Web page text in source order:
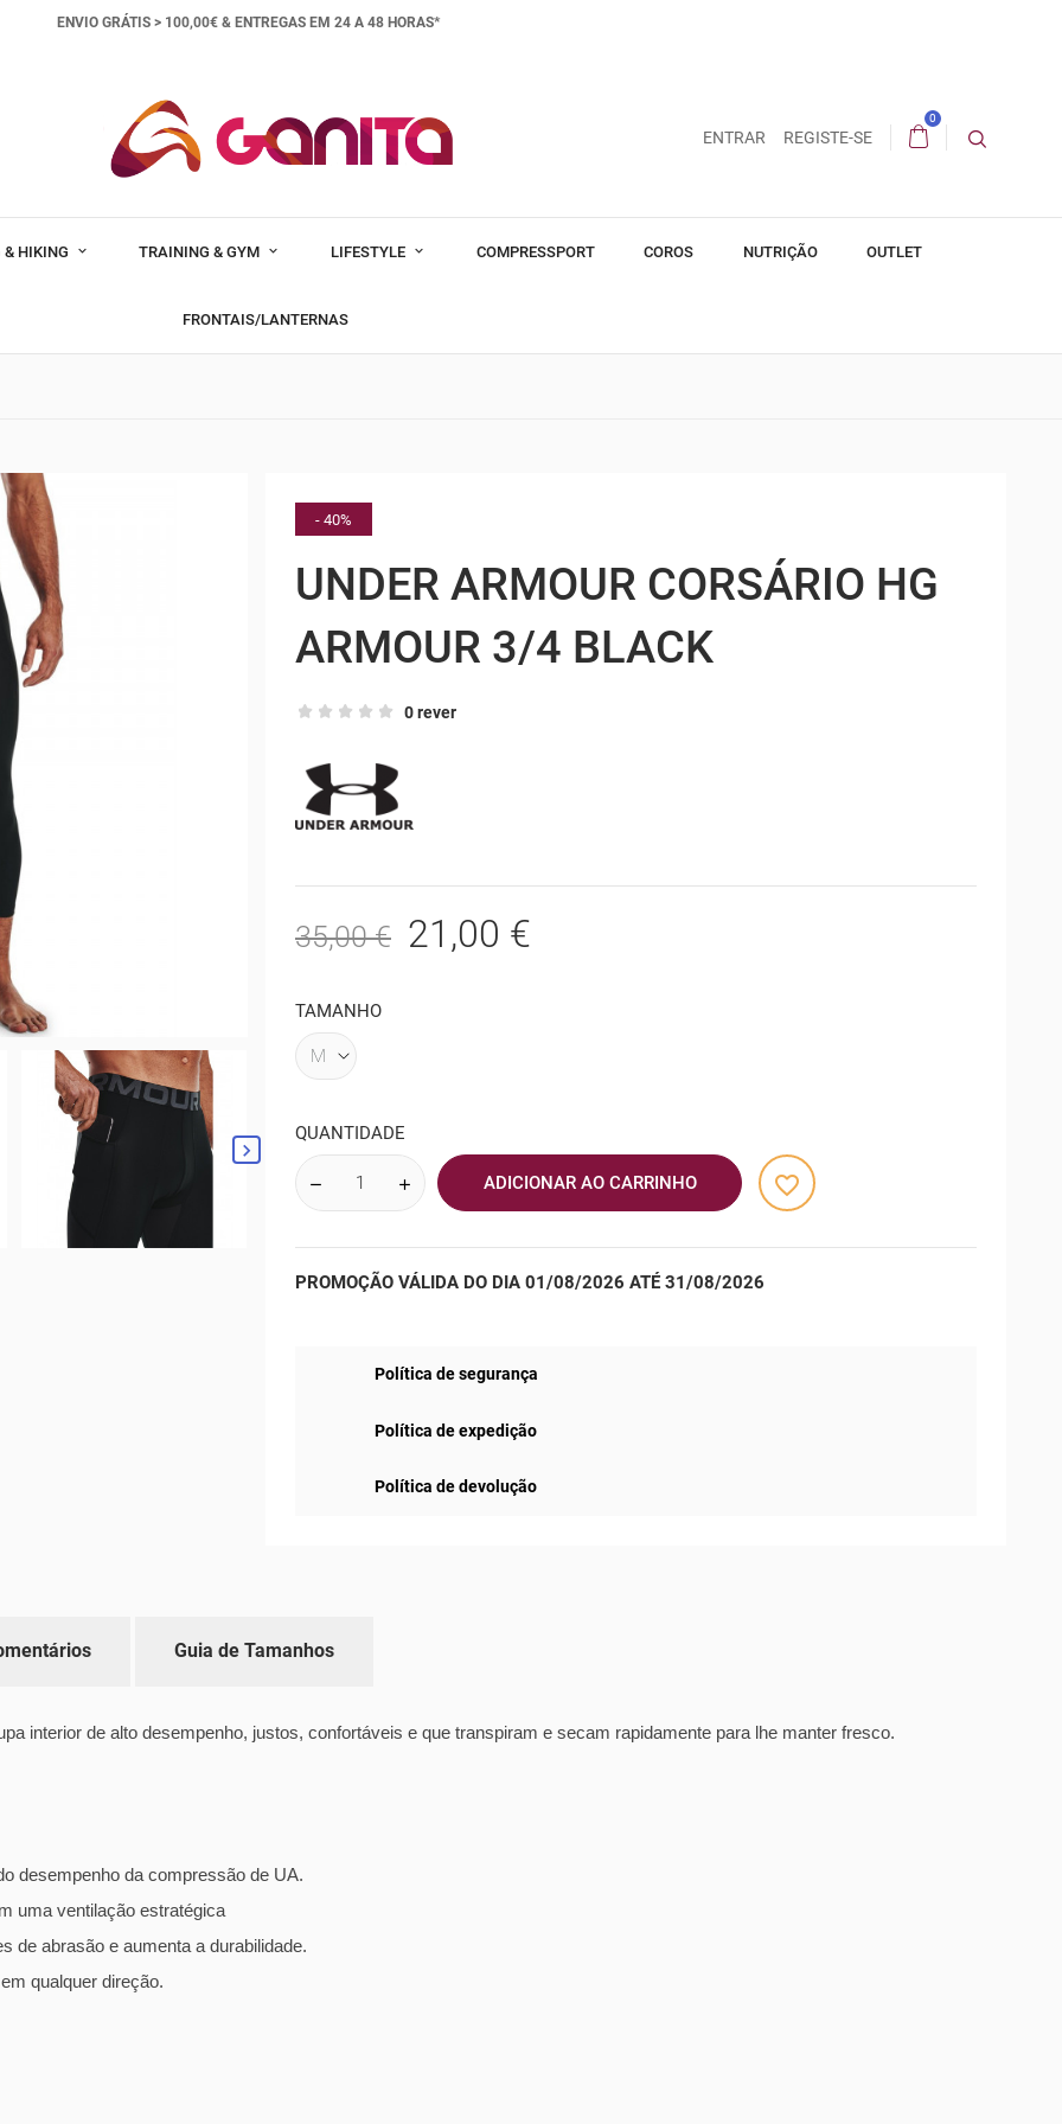
ENVIO GRÁTIS > 100,00€ & ENTREGAS EM 24 A 48 HORAS*
ENTRAR REGISTE-SE
0
& HIKING TRAINING & GYM LIFESTYLE COMPRESSPORT COROS NUTRIÇÃO OUTLET
FRONTAIS/LANTERNAS

- 40%
UNDER ARMOUR CORSÁRIO HG
ARMOUR 3/4 BLACK
0 rever
35,00 € 21,00 €
TAMANHO
QUANTIDADE
ADICIONAR AO CARRINHO favorite_border
PROMOÇÃO VÁLIDA DO DIA 01/08/2026 ATÉ 31/08/2026
Política de segurança
Política de expedição
Política de devolução
Guia de Tamanhos
interior de alto desempenho, justos, confortáveis e que transpiram e secam rapidamente para lhe manter fresco.
desempenho da compressão de UA.
uma ventilação estratégica
de abrasão e aumenta a durabilidade.
qualquer direção.